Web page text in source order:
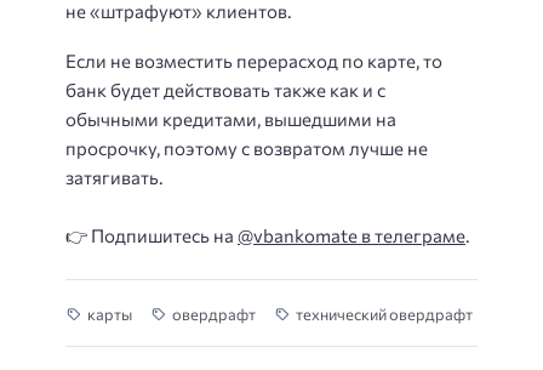
не «штрафуют» клиентов.
Если не возместить перерасход по карте, то
банк будет действовать также как и с
обычными кредитами, вышедшими на
просрочку, поэтому с возвратом лучше не
затягивать.
👉 Подпишитесь на @vbankomate в телеграме.
карты овердрафт технический овердрафт